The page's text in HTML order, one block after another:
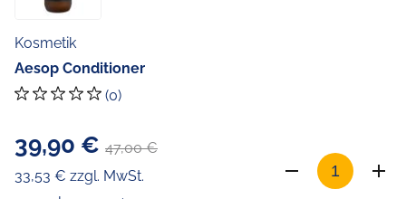
Kosmetik
Aesop Conditioner
(0)
39,90 € 47,00 €
33,53 € zzgl. MwSt.